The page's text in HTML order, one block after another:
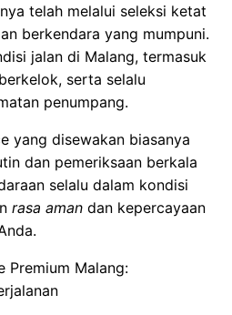
telah melalui seleksi ketat
berkendara yang mumpuni.
jalan di Malang, termasuk
serta selalu
penumpang.
yang disewakan biasanya
dan pemeriksaan berkala
selalu dalam kondisi
rasa aman dan kepercayaan
Premium Malang: